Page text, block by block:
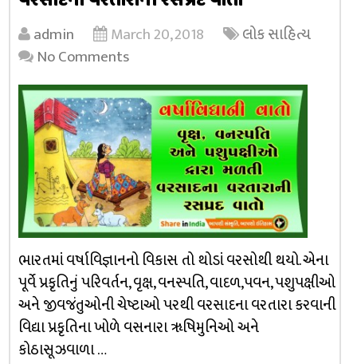
admin March 20, 2018
લોક સાહિત્ય
No Comments
ભારતમાં વર્ષાવિજ્ઞાનનો વિકાસ તો થોડાં વરસોથી થયો. એના
પૂર્વે પ્રકૃતિનું પરિવર્તન, વૃક્ષ, વનસ્પતિ, વાદળ,પવન, પશુપક્ષીઓ
અને જીવજંતુઓની ચેષ્ટાઓ પરથી વરસાદના વરતારા કરવાની
વિદ્યા પ્રકૃતિના ખોળે વસનારા ૠષિમુનિઓ અને
કોઠાસૂઝવાળા …